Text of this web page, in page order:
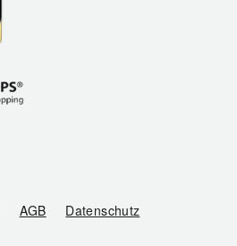
AGB Datenschutz